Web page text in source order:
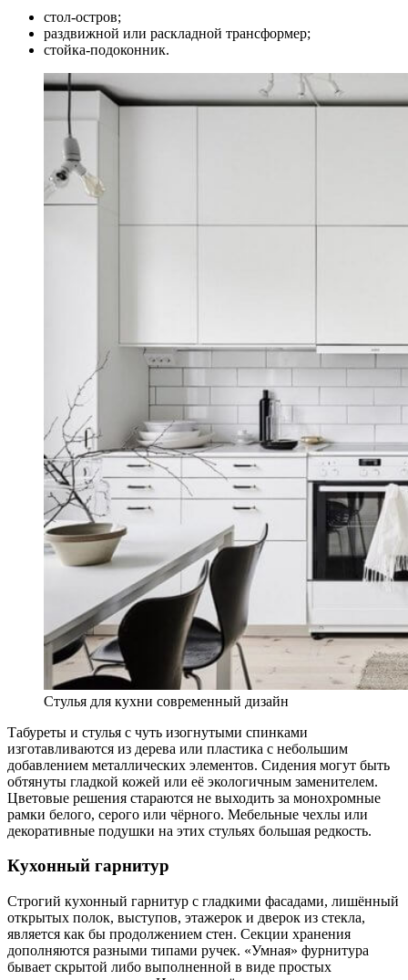
стол-остров;
раздвижной или раскладной трансформер;
стойка-подоконник.
Стулья для кухни современный дизайн
Табуреты и стулья с чуть изогнутыми спинками
изготавливаются из дерева или пластика с небольшим
добавлением металлических элементов. Сидения могут быть
обтянуты гладкой кожей или её экологичным заменителем.
Цветовые решения стараются не выходить за монохромные
рамки белого, серого или чёрного. Мебельные чехлы или
декоративные подушки на этих стульях большая редкость.
Кухонный гарнитур
Строгий кухонный гарнитур с гладкими фасадами, лишённый
открытых полок, выступов, этажерок и дверок из стекла,
является как бы продолжением стен. Секции хранения
дополняются разными типами ручек. «Умная» фурнитура
бывает скрытой либо выполненной в виде простых